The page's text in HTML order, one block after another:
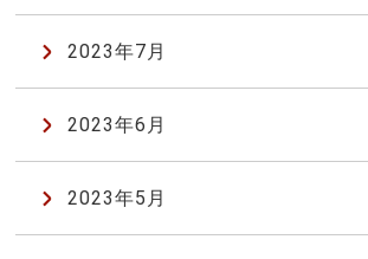
2023年7月
2023年6月
2023年5月